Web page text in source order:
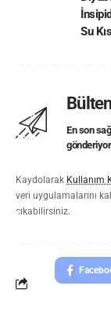
Su
En son
Kaydolarak Kullanım
veri uygulamalarını
çıkabilirsiniz.